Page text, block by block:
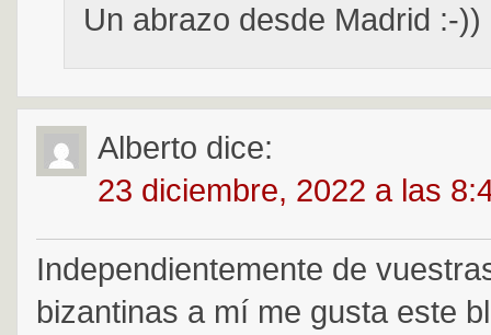
Un abrazo desde Madrid :-))
Alberto dice:
23 diciembre, 2022 a las
Independientemente de
bizantinas a mí me gusta este